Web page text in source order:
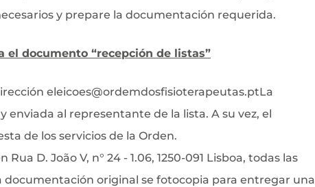
y prepare la documentación requerida.
el documento “recepción de listas”
eleicoes@ordemdosfisioterapeutas.ptLa
al representante de la lista. A su vez, el
de los servicios de la Orden.
D. João V, n° 24 - 1.06, 1250-091 Lisboa, todas las
documentación original se fotocopia para entregar una